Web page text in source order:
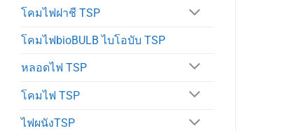
โคมไฟฝาชี TSP
โคมไฟbioBULB ไบโอบับ TSP
หลอดไฟ TSP
โคมไฟ TSP
ไฟผนังTSP